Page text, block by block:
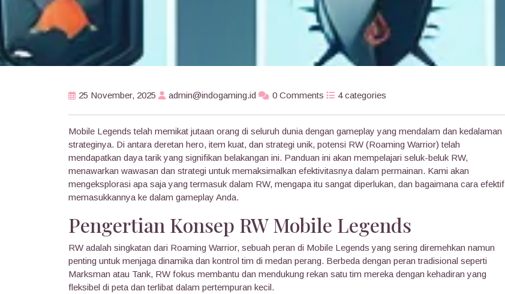
25 November, 2025 admin@indogaming.id 0 Comments 4 categories
Mobile Legends telah memikat jutaan orang di seluruh dunia dengan gameplay yang mendalam dan kedalaman
strateginya. Di antara deretan hero, item kuat, dan strategi unik, potensi RW (Roaming Warrior) telah
mendapatkan daya tarik yang signifikan belakangan ini. Panduan ini akan mempelajari seluk-beluk RW,
menawarkan wawasan dan strategi untuk memaksimalkan efektivitasnya dalam permainan. Kami akan
mengeksplorasi apa saja yang termasuk dalam RW, mengapa itu sangat diperlukan, dan bagaimana cara efektif
memasukkannya ke dalam gameplay Anda.
Pengertian Konsep RW Mobile Legends
RW adalah singkatan dari Roaming Warrior, sebuah peran di Mobile Legends yang sering diremehkan namun
penting untuk menjaga dinamika dan kontrol tim di medan perang. Berbeda dengan peran tradisional seperti
Marksman atau Tank, RW fokus membantu dan mendukung rekan satu tim mereka dengan kehadiran yang
fleksibel di peta dan terlibat dalam pertempuran kecil.